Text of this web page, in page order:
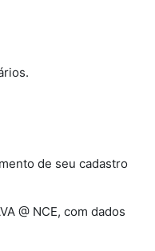
de seu cadastro
@ NCE, com dados